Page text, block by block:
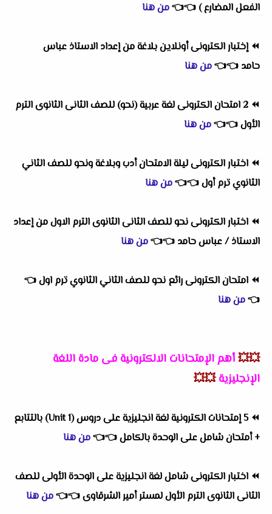
الفعل المضارع ) 👈
👈من هنا
⏪إختبار الكترونى أونلاين بلاغة من إعداد الاستاذ عباس
حامد 👈
👈من هنا
⏪
2 امتحان الكترونى لغة عربية (نحو) للصف الثانى الثانوى الترم
الأول👈
👈من هنا
⏪ اختبار الكترونى ليلة الامتحان أدب وبلاغة ونحو للصف الثاني
الثانوي ترم أول👈
👈من هنا
⏪ اختبار الكترونى نحو للصف الثانى الثانوى الترم الاول من إعداد
الاستاذ / عباس حامد 👈
👈من هنا
⏪ امتحان الكترونى رائع نحو للصف الثاني الثانوي ترم اول👈
👈من هنا
💥💥أهمالإمتحانات الالكترونية فى مادة اللغة
الإنجليزية 💥💥
⏪
5 إمتحانات الكترونية لغة انجليزية على دروس (Unit 1) بالتتابع
+ أمتحان شامل على الوحدة بالكامل👈
👈من هنا
⏪ اختبار الكترونى شامل لغة انجليزية على الوحدة الأولى للصف
الثانى الثانوى الترم الأول لمستر أمير الشرقاوى👈
👈من هنا